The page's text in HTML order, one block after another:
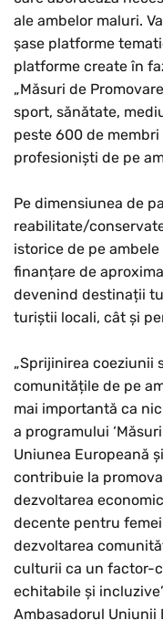
ale ambelor maluri.
șase platforme
platforme create în
„Măsuri de
sport, sănătate,
peste 600 de
profesioniști de pe
Pe dimensiunea de
reabilitate/
istorice de pe
finanțare de
devenind destinații
turiștii locali, cât și
„Sprijinirea coeziunii
comunitățile de pe
mai importantă ca
a programului
Uniunea Europeană
contribuie la
dezvoltarea
decente pentru
dezvoltarea
culturii ca un factor-
echitabile și
Ambasadorul Uniunii